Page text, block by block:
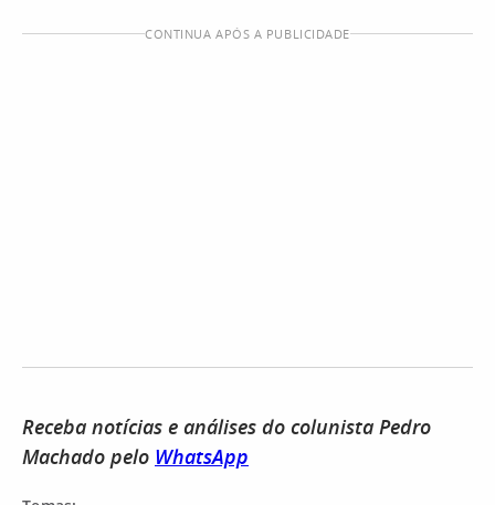
CONTINUA APÓS A PUBLICIDADE
Receba notícias e análises do colunista Pedro
Machado pelo WhatsApp